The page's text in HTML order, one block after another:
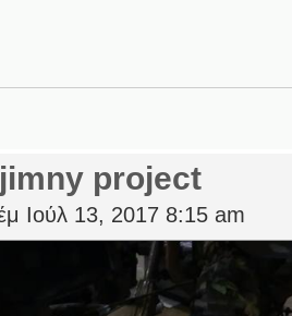
project
Ιούλ 13, 2017 8:15 am